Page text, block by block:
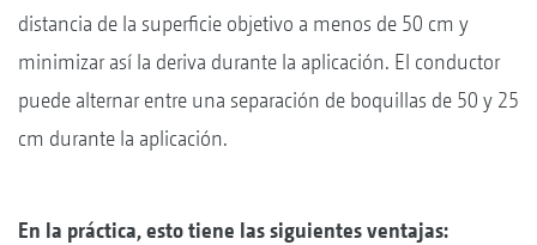
distancia de la superficie objetivo a menos de 50 cm y
minimizar así la deriva durante la aplicación. El conductor
puede alternar entre una separación de boquillas de 50 y 25
cm durante la aplicación.
En la práctica, esto tiene las siguientes ventajas: